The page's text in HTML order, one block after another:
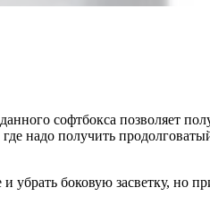
софтбокса позволяет
надо получить
убрать боковую засветку, но